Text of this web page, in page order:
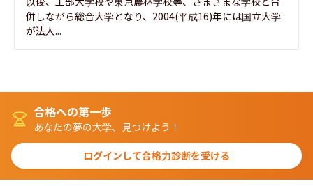
併しながら総合大学となり、2004(平成16)年には国立大学
が法人...
合格への第一歩
あなたの夢の大学、見つけよう！
ログインして合格力診断を受ける